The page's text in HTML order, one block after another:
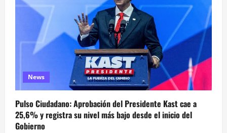
News
Pulso Ciudadano: Aprobación del Presidente Kast cae a
25,6% y registra su nivel más bajo desde el inicio del
Gobierno